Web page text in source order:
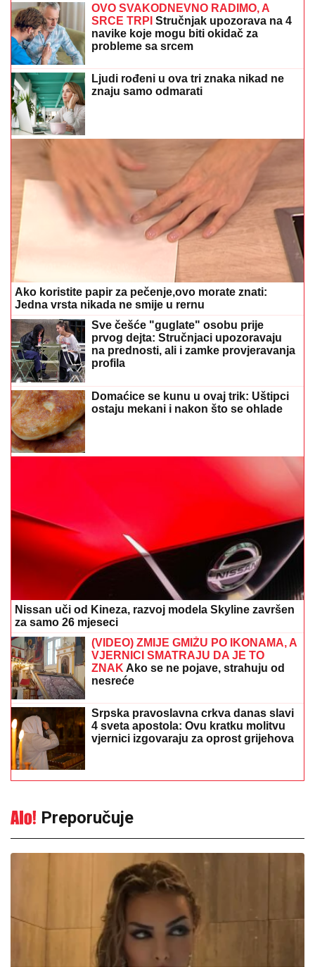
OVO SVAKODNEVNO RADIMO, A
SRCE TRPI Stručnjak upozorava na 4
navike koje mogu biti okidač za
probleme sa srcem
Ljudi rođeni u ova tri znaka nikad ne
znaju samo odmarati
Ako koristite papir za pečenje,ovo morate znati:
Jedna vrsta nikada ne smije u rernu
Sve češće "guglate" osobu prije
prvog dejta: Stručnjaci upozoravaju
na prednosti, ali i zamke provjeravanja
profila
Domaćice se kunu u ovaj trik: Uštipci
ostaju mekani i nakon što se ohlade
Nissan uči od Kineza, razvoj modela Skyline završen
za samo 26 mjeseci
(VIDEO) ZMIJE GMIŽU PO IKONAMA, A
VJERNICI SMATRAJU DA JE TO
ZNAK Ako se ne pojave, strahuju od
nesreće
Srpska pravoslavna crkva danas slavi
4 sveta apostola: Ovu kratku molitvu
vjernici izgovaraju za oprost grijehova
Preporučuje